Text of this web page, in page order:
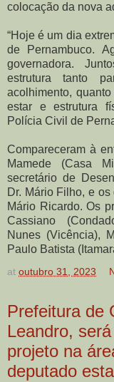
colocação da nova
“Hoje é um dia
de Pernambuco.
governadora.
estrutura tanto
acolhimento,
estar e estrutura
Polícia Civil de
Compareceram à
Mamede (Casa
secretário de
Dr. Mário Filho, e
Mário Ricardo. Os
Cassiano
Nunes (Vicência),
Paulo Batista
at outubro 31, 2023
Prefeitura de
Leandro,
projeto na
deputado